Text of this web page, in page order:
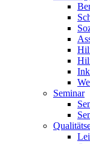
Seminar